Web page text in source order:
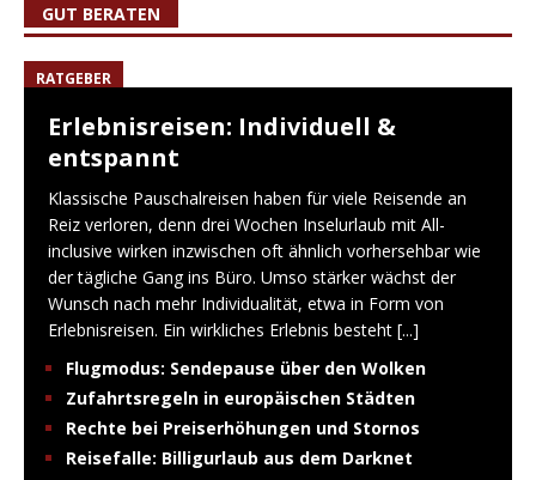
GUT BERATEN
RATGEBER
Erlebnisreisen: Individuell &
entspannt
Klassische Pauschalreisen haben für viele Reisende an
Reiz verloren, denn drei Wochen Inselurlaub mit All-
inclusive wirken inzwischen oft ähnlich vorhersehbar wie
der tägliche Gang ins Büro. Umso stärker wächst der
Wunsch nach mehr Individualität, etwa in Form von
Erlebnisreisen. Ein wirkliches Erlebnis besteht [...]
Flugmodus: Sendepause über den Wolken
Zufahrtsregeln in europäischen Städten
Rechte bei Preiserhöhungen und Stornos
Reisefalle: Billigurlaub aus dem Darknet